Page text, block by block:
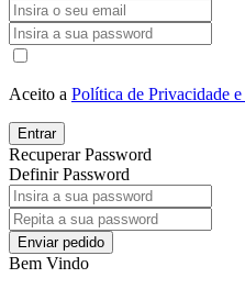
Aceito a Política de Privacidade
Entrar
Recuperar Password
Definir Password
Enviar pedido
Bem Vindo